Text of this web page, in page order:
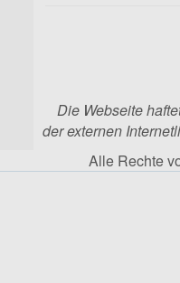
Die Webseite
der externen
Alle Rechte